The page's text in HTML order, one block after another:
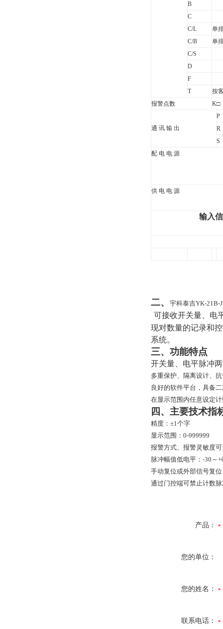
B
C
C/L
单
C/B
单
C/S
D
F
T
按
报警点数
K□
通 讯 输 出
P
R
S
配 电 电 源
供 电 电 源
输入
二、 宇科泰吉YK-21B-
可接收开关量、电
现对数量的记录和
系统。
三、 功能特点
开关量、电平脉冲
多重保护、隔离设计、
良好的软件平台，具备
在显示范围内任意设定
四、 主要技术指
精度：±1个字
显示范围：0-999999
报警方式、报警灵敏度
脉冲幅值低电平：-30～
手动复位或外部信号复位
通过门控端可禁止计数
产品：
您的单位：
您的姓名：
联系电话：